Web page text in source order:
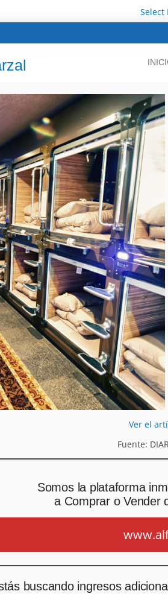
Select
Ver el
Fuente:
Somos la plataforma
a Comprar o Vender
buscando ingresos